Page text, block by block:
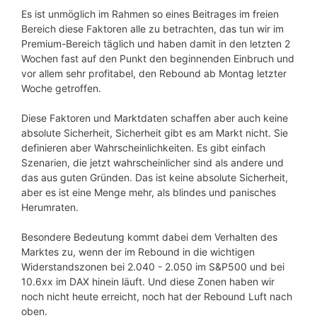
Es ist unmöglich im Rahmen so eines Beitrages im freien
Bereich diese Faktoren alle zu betrachten, das tun wir im
Premium-Bereich täglich und haben damit in den letzten 2
Wochen fast auf den Punkt den beginnenden Einbruch und
vor allem sehr profitabel, den Rebound ab Montag letzter
Woche getroffen.
Diese Faktoren und Marktdaten schaffen aber auch keine
absolute Sicherheit, Sicherheit gibt es am Markt nicht. Sie
definieren aber Wahrscheinlichkeiten. Es gibt einfach
Szenarien, die jetzt wahrscheinlicher sind als andere und
das aus guten Gründen. Das ist keine absolute Sicherheit,
aber es ist eine Menge mehr, als blindes und panisches
Herumraten.
Besondere Bedeutung kommt dabei dem Verhalten des
Marktes zu, wenn der im Rebound in die wichtigen
Widerstandszonen bei 2.040 - 2.050 im S&P500 und bei
10.6xx im DAX hinein läuft. Und diese Zonen haben wir
noch nicht heute erreicht, noch hat der Rebound Luft nach
oben.